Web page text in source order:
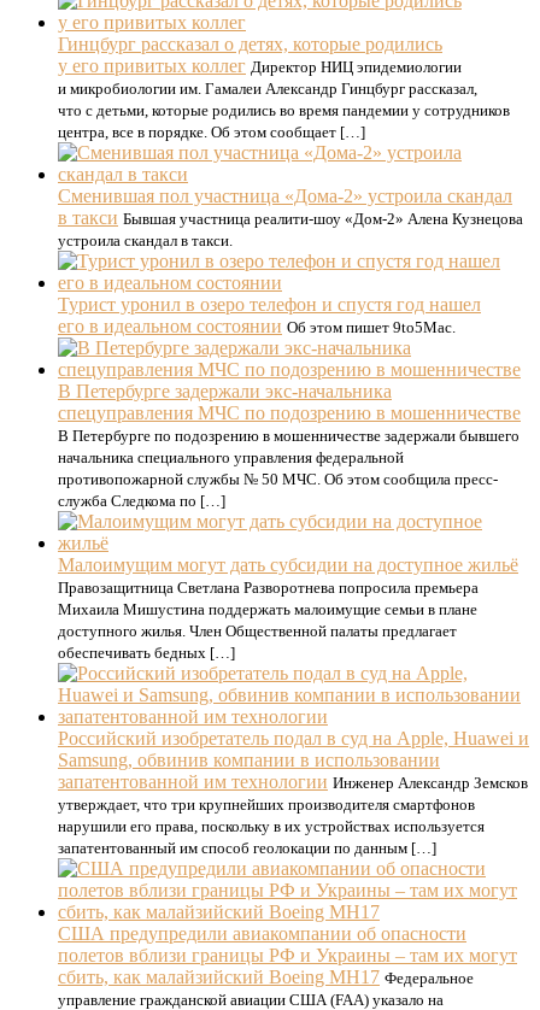
Гинцбург рассказал о детях, которые родились
у его привитых коллег Директор НИЦ эпидемиологии
и микробиологии им. Гамалеи Александр Гинцбург рассказал,
что с детьми, которые родились во время пандемии у сотрудников
центра, все в порядке. Об этом сообщает […]
Сменившая пол участница «Дома-2» устроила скандал
в такси Бывшая участница реалити-шоу «Дом-2» Алена Кузнецова
устроила скандал в такси.
Турист уронил в озеро телефон и спустя год нашел
его в идеальном состоянии Об этом пишет 9to5Mac.
В Петербурге задержали экс-начальника
спецуправления МЧС по подозрению в мошенничестве
В Петербурге по подозрению в мошенничестве задержали бывшего
начальника специального управления федеральной
противопожарной службы № 50 МЧС. Об этом сообщила пресс-
служба Следкома по […]
Малоимущим могут дать субсидии на доступное жильё
Правозащитница Светлана Разворотнева попросила премьера
Михаила Мишустина поддержать малоимущие семьи в плане
доступного жилья. Член Общественной палаты предлагает
обеспечивать бедных […]
Российский изобретатель подал в суд на Apple, Huawei и
Samsung, обвинив компании в использовании
запатентованной им технологии Инженер Александр Земсков
утверждает, что три крупнейших производителя смартфонов
нарушили его права, поскольку в их устройствах используется
запатентованный им способ геолокации по данным […]
США предупредили авиакомпании об опасности
полетов вблизи границы РФ и Украины – там их могут
сбить, как малайзийский Boeing MH17 Федеральное
управление гражданской авиации США (FAA) указало на